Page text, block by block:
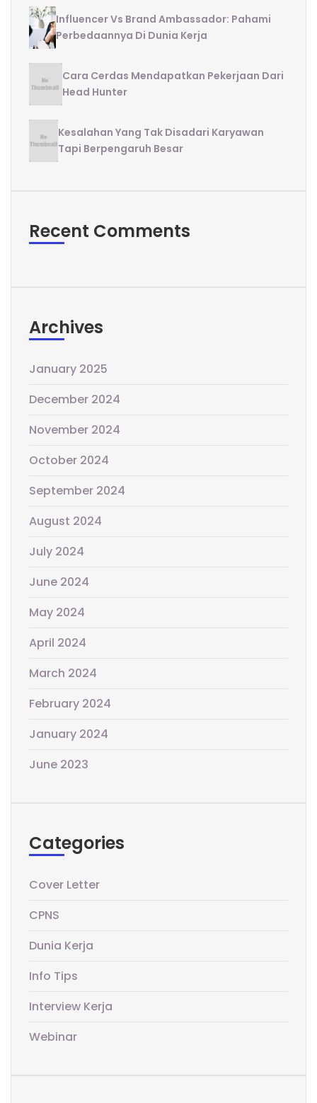
Influencer Vs Brand Ambassador: Pahami
Perbedaannya Di Dunia Kerja
Cara Cerdas Mendapatkan Pekerjaan Dari
Head Hunter
Kesalahan Yang Tak Disadari Karyawan
Tapi Berpengaruh Besar
Recent Comments
Archives
January 2025
December 2024
November 2024
October 2024
September 2024
August 2024
July 2024
June 2024
May 2024
April 2024
March 2024
February 2024
January 2024
June 2023
Categories
Cover Letter
CPNS
Dunia Kerja
Info Tips
Interview Kerja
Webinar